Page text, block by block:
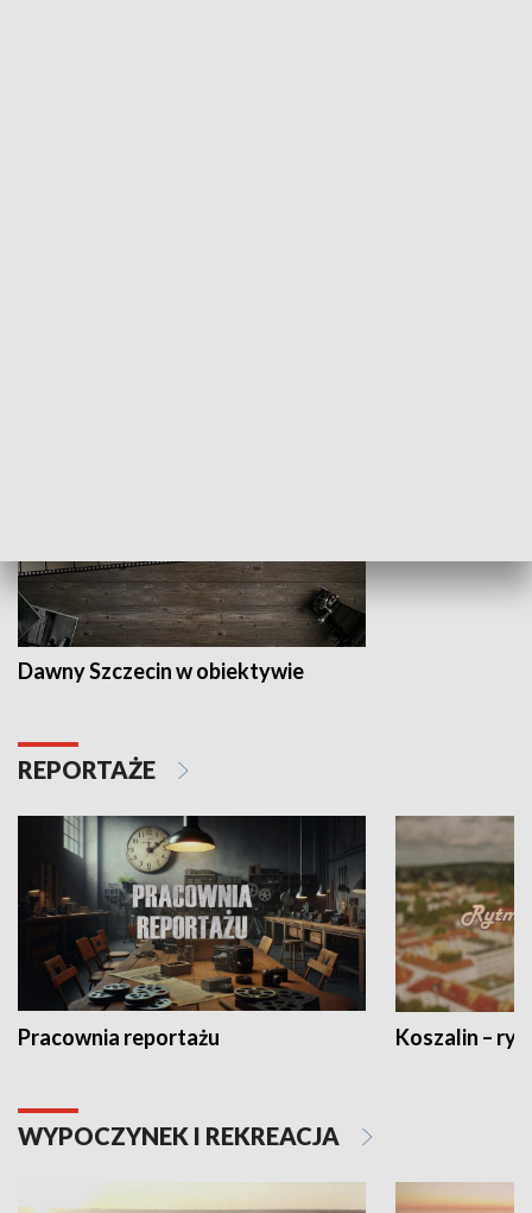
Dawny Szczecin w obiektywie
REPORTAŻE
Pracownia reportażu Koszalin –
WYPOCZYNEK I REKREACJA